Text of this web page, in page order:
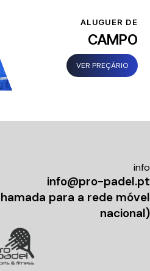
ALUGUER DE
CAMPO
VER PREÇÁRIO
info
info@pro-padel.pt
para a rede móvel
nacional)